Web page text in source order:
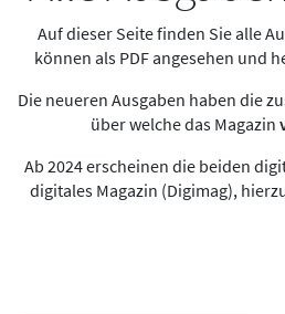
Auf dieser Seite finden Sie alle
können als PDF angesehen und
Die neueren Ausgaben haben die
über welche das Magazin
Ab 2024 erscheinen die beiden
digitales Magazin (Digimag),